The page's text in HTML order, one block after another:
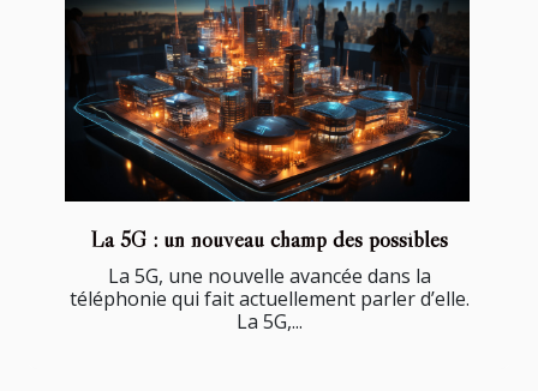
La 5G : un nouveau champ des possibles
La 5G, une nouvelle avancée dans la
téléphonie qui fait actuellement parler d’elle.
La 5G,...